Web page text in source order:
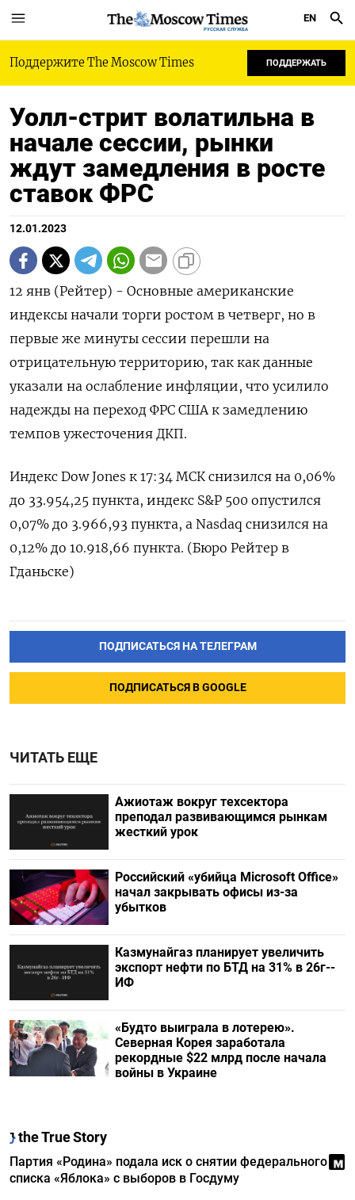
РУССКАЯ СЛУЖБА
EN
Поддержите The Moscow Times ПОДДЕРЖАТЬ
Уолл-стрит волатильна в
начале сессии, рынки
ждут замедления в росте
ставок ФРС
12.01.2023
12 янв (Рейтер) - Основные американские
индексы начали торги ростом в четверг, но в
первые же минуты сессии перешли на
отрицательную территорию, так как данные
указали на ослабление инфляции, что усилило
надежды на переход ФРС США к замедлению
темпов ужесточения ДКП.
Индекс Dow Jones к 17:34 МСК снизился на 0,06%
до 33.954,25 пункта, индекс S&P 500 опустился
0,07% до 3.966,93​ пункта, а Nasdaq снизился на
0,12% до 10.918,66 пункта. (Бюро Рейтер в
Гданьске)
ПОДПИСАТЬСЯ НА ТЕЛЕГРАМ
ПОДПИСАТЬСЯ В GOOGLE
ЧИТАТЬ ЕЩЕ
Ажиотаж вокруг техсектора
преподал развивающимся рынкам
жесткий урок
Российский «убийца Microsoft Office»
начал закрывать офисы из-за
убытков
Казмунайгаз планирует увеличить
экспорт нефти по БТД на 31% в 26г--
ИФ
«Будто выиграла в лотерею».
Северная Корея заработала
рекордные $22 млрд после начала
войны в Украине